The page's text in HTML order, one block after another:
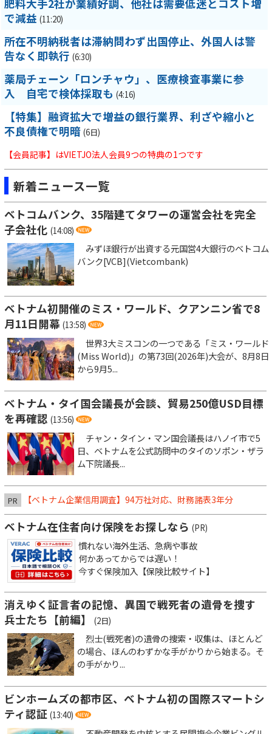
肥料大手2社が業績好調、他社は需要低迷とコスト増
で減益 (11:20)
所在不明納税者は滞納問わず出国停止、外国人は警
告なく即執行 (6:30)
薬局チェーン「ロンチャウ」、医療検査事業に参
入 自宅で検体採取も (4:16)
【特集】融資拡大で増益の銀行業界、利ざや縮小と
不良債権で明暗 (6日)
【会員記事】はVIETJO法人会員9つの特典の1つです
新着ニュース一覧
ベトコムバンク、35階建てタワーの運営会社を完全
子会社化 (14:08)
みずほ銀行が出資する元国営4大銀行のベトコム
バンク[VCB](Vietcombank)
ベトナム初開催のミス・ワールド、クアンニン省で8
月11日開幕 (13:58)
世界3大ミスコンの一つである「ミス・ワールド
(Miss World)」の第73回(2026年)大会が、8月8日
から9月5...
ベトナム・タイ国会議長が会談、貿易250億USD目標
を再確認 (13:56)
チャン・タイン・マン国会議長はハノイ市で5
日、ベトナムを公式訪問中のタイのソポン・ザラ
ム下院議長...
PR 【ベトナム企業信用調査】94万社対応、財務諸表3年分
ベトナム在住者向け保険をお探しなら (PR)
慣れない海外生活、急病や事故
何かあってからでは遅い！
今すぐ保険加入【保険比較サイト】
消えゆく証言者の記憶、異国で戦死者の遺骨を捜す
兵士たち【前編】
(2日)
烈士(戦死者)の遺骨の捜索・収集は、ほとんど
の場合、ほんのわずかな手がかりから始まる。そ
の手がかり...
ビンホームズの都市区、ベトナム初の国際スマートシ
ティ認証 (13:40)